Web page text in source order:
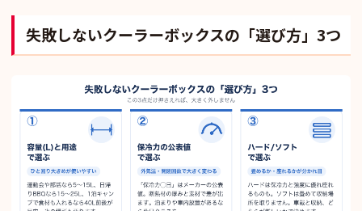
失敗しないクーラーボックスの「選び方」3つ